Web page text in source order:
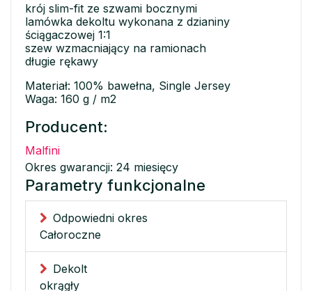
krój slim-fit ze szwami bocznymi
lamówka dekoltu wykonana z dzianiny
ściągaczowej 1:1
szew wzmacniający na ramionach
długie rękawy
Materiał: 100% bawełna, Single Jersey
Waga: 160 g / m2
Producent:
Malfini
Okres gwarancji: 24 miesięcy
Parametry funkcjonalne
Odpowiedni okres
Całoroczne
Dekolt
okrągły